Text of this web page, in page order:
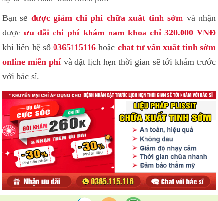
Bạn sẽ được giảm chi phí chữa xuât tinh sớm và nhận
đượcưu đãi chi phí khám nam khoa chỉ 320.000 VNĐ
khi liên hệ số0365115116 hoặc chat tư vấn xuât tinh sớm
online miễn phí và đặt lịch hẹn thời gian sẽ tới khám trước
với bác sĩ.